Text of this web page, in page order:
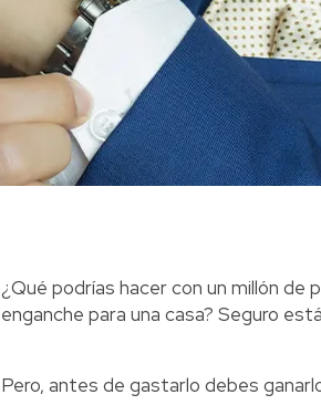
¿Qué podrías hacer con un millón de
enganche para una casa? Seguro
Pero, antes de gastarlo debes